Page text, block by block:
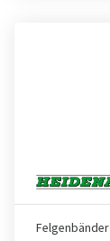
Felgenbänder